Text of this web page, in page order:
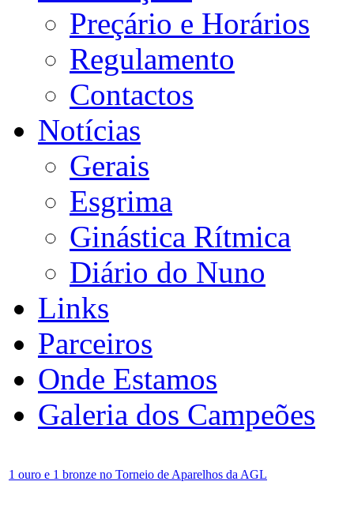
Preçário e Horários
Regulamento
Contactos
Notícias
Gerais
Esgrima
Ginástica Rítmica
Diário do Nuno
Links
Parceiros
Onde Estamos
Galeria dos Campeões
1 ouro e 1 bronze no Torneio de Aparelhos da AGL